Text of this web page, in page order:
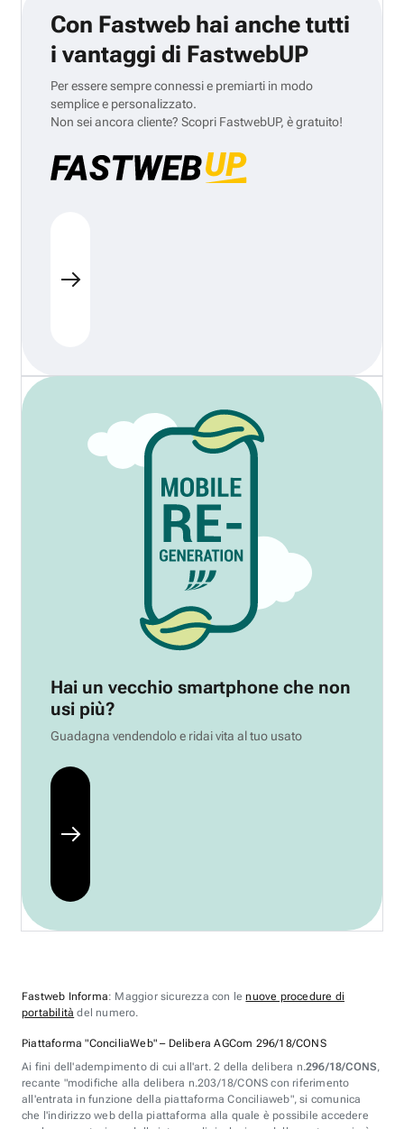
Con Fastweb hai anche tutti
i vantaggi di FastwebUP
Per essere sempre connessi e premiarti in modo
semplice e personalizzato.
Non sei ancora cliente? Scopri FastwebUP, è gratuito!
Hai un vecchio smartphone che non
usi più?
Guadagna vendendolo e ridai vita al tuo usato
Fastweb Informa: Maggior sicurezza con lenuove procedure di
portabilità del numero.
Piattaforma "ConciliaWeb" – Delibera AGCom 296/18/CONS
Ai fini dell'adempimento di cui all'art. 2 della delibera n.296/18/CONS,
recante "modifiche alla delibera n.203/18/CONS con riferimento
all'entrata in funzione della piattaforma Conciliaweb", si comunica
che l'indirizzo web della piattaforma alla quale è possibile accedere